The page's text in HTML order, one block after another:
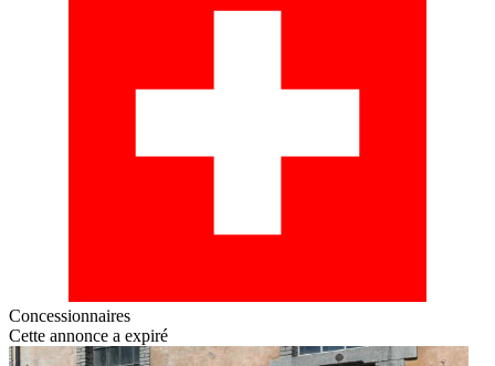
Concessionnaires
Cette annonce a expiré